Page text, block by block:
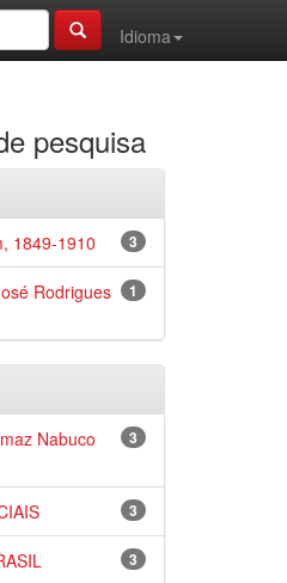
Idioma
pesquisa
3
1849-1910
1
Rodrigues
3
Nabuco
3
3